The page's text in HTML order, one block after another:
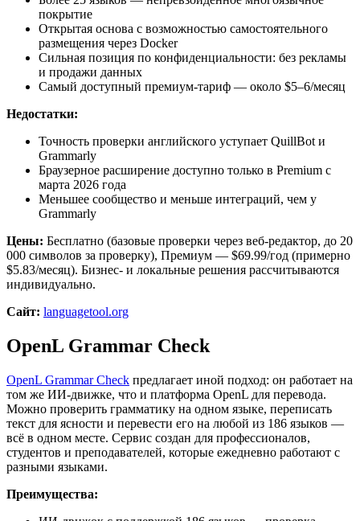
покрытие
Открытая основа с возможностью самостоятельного
размещения через Docker
Сильная позиция по конфиденциальности: без рекламы
и продажи данных
Самый доступный премиум-тариф — около $5–6/месяц
Недостатки:
Точность проверки английского уступает QuillBot и
Grammarly
Браузерное расширение доступно только в Premium с
марта 2026 года
Меньшее сообщество и меньше интеграций, чем у
Grammarly
Цены: Бесплатно (базовые проверки через веб-редактор, до 20
000 символов за проверку), Премиум — $69.99/год (примерно
$5.83/месяц). Бизнес- и локальные решения рассчитываются
индивидуально.
Сайт: languagetool.org
OpenL Grammar Check
OpenL Grammar Check предлагает иной подход: он работает на
том же ИИ-движке, что и платформа OpenL для перевода.
Можно проверить грамматику на одном языке, переписать
текст для ясности и перевести его на любой из 186 языков —
всё в одном месте. Сервис создан для профессионалов,
студентов и преподавателей, которые ежедневно работают с
разными языками.
Преимущества: